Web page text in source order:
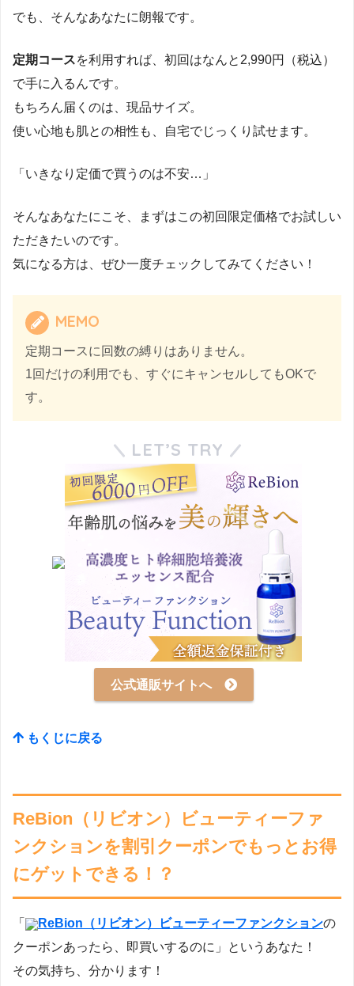
でも、そんなあなたに朗報です。
定期コースを利用すれば、初回はなんと2,990円（税込）
で手に入るんです。
もちろん届くのは、現品サイズ。
使い心地も肌との相性も、自宅でじっくり試せます。
「いきなり定価で買うのは不安…」
そんなあなたにこそ、まずはこの初回限定価格でお試しい
ただきたいのです。
気になる方は、ぜひ一度チェックしてみてください！
MEMO
定期コースに回数の縛りはありません。
1回だけの利用でも、すぐにキャンセルしてもOKで
す。
LET’S TRY
公式通販サイトへ
もくじに戻る
ReBion（リビオン）ビューティーファ
ンクションを割引クーポンでもっとお得
にゲットできる！？
「 ReBion（リビオン）ビューティーファンクションの
クーポンあったら、即買いするのに」というあなた！
その気持ち、分かります！